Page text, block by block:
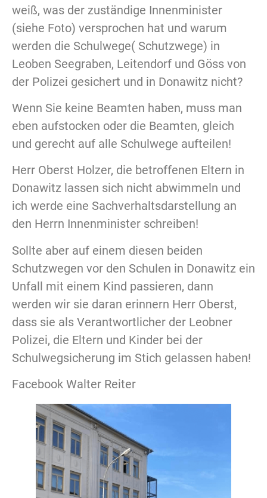
weiß, was der zuständige Innenminister
(siehe Foto) versprochen hat und warum
werden die Schulwege( Schutzwege) in
Leoben Seegraben, Leitendorf und Göss von
der Polizei gesichert und in Donawitz nicht?
Wenn Sie keine Beamten haben, muss man
eben aufstocken oder die Beamten, gleich
und gerecht auf alle Schulwege aufteilen!
Herr Oberst Holzer, die betroffenen Eltern in
Donawitz lassen sich nicht abwimmeln und
ich werde eine Sachverhaltsdarstellung an
den Herrn Innenminister schreiben!
Sollte aber auf einem diesen beiden
Schutzwegen vor den Schulen in Donawitz ein
Unfall mit einem Kind passieren, dann
werden wir sie daran erinnern Herr Oberst,
dass sie als Verantwortlicher der Leobner
Polizei, die Eltern und Kinder bei der
Schulwegsicherung im Stich gelassen haben!
Facebook Walter Reiter